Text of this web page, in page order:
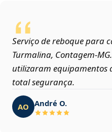
Serviço de reboque para
Turmalina,
utilizaram equipamentos
total segurança.
AO André O.